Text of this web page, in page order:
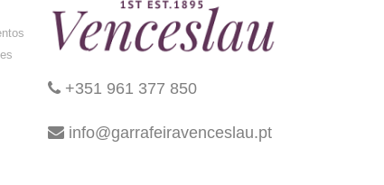
+351 961 377 850
info@garrafeiravenceslau.pt